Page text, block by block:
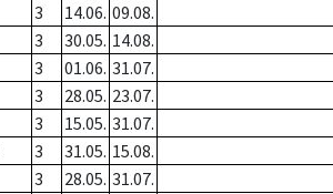
3 14.06. 09.08.
3 30.05. 14.08.
3 01.06. 31.07.
3 28.05. 23.07.
3 15.05. 31.07.
3 31.05. 15.08.
3 28.05. 31.07.